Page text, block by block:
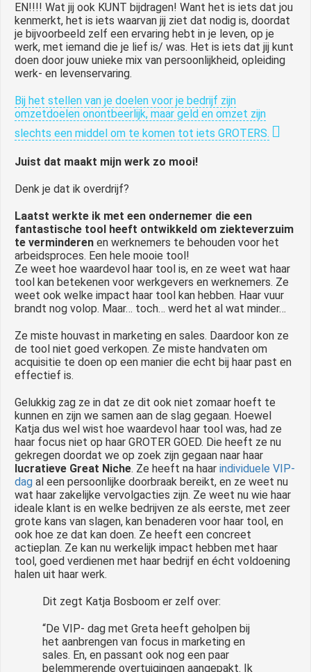
EN!!!! Wat jij ook KUNT bijdragen! Want het is iets dat jou
kenmerkt, het is iets waarvan jij ziet dat nodig is, doordat
je bijvoorbeeld zelf een ervaring hebt in je leven, op je
werk, met iemand die je lief is/ was. Het is iets dat jij kunt
doen door jouw unieke mix van persoonlijkheid, opleiding
werk- en levenservaring.
Bij het stellen van je doelen voor je bedrijf zijn
omzetdoelen onontbeerlijk, maar geld en omzet zijn
slechts een middel om te komen tot iets GROTERS.
Juist dat maakt mijn werk zo mooi!
Denk je dat ik overdrijf?
Laatst werkte ik met een ondernemer die een
fantastische tool heeft ontwikkeld om ziekteverzuim
te verminderen en werknemers te behouden voor het
arbeidsproces. Een hele mooie tool!
Ze weet hoe waardevol haar tool is, en ze weet wat haar
tool kan betekenen voor werkgevers en werknemers. Ze
weet ook welke impact haar tool kan hebben. Haar vuur
brandt nog volop. Maar… toch… werd het al wat minder…
Ze miste houvast in marketing en sales. Daardoor kon ze
de tool niet goed verkopen. Ze miste handvaten om
acquisitie te doen op een manier die echt bij haar past en
effectief is.
Gelukkig zag ze in dat ze dit ook niet zomaar hoeft te
kunnen en zijn we samen aan de slag gegaan. Hoewel
Katja dus wel wist hoe waardevol haar tool was, had ze
haar focus niet op haar GROTER GOED. Die heeft ze nu
gekregen doordat we op zoek zijn gegaan naar haar
lucratieve Great Niche. Ze heeft na haar individuele VIP-
dag al een persoonlijke doorbraak bereikt, en ze weet nu
wat haar zakelijke vervolgacties zijn. Ze weet nu wie haar
ideale klant is en welke bedrijven ze als eerste, met zeer
grote kans van slagen, kan benaderen voor haar tool, en
ook hoe ze dat kan doen. Ze heeft een concreet
actieplan. Ze kan nu werkelijk impact hebben met haar
tool, goed verdienen met haar bedrijf en écht voldoening
halen uit haar werk.
Dit zegt Katja Bosboom er zelf over:
“De VIP- dag met Greta heeft geholpen bij
het aanbrengen van focus in marketing en
sales. En, en passant ook nog een paar
belemmerende overtuigingen aangepakt. Ik